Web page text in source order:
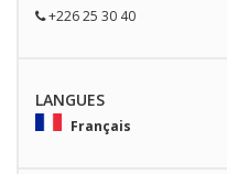
+226 25 30 40
LANGUES
Français